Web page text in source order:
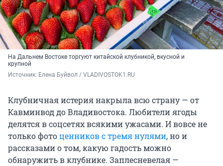
На Дальнем Востоке торгуют китайской клубникой, вкусной и
крупной
Источник: Елена Буйвол / VLADIVOSTOK1.RU
Клубничная истерия накрыла всю страну — от
Кавминвод до Владивостока. Любители ягоды
делятся в соцсетях всякими ужасами. И вовсе не
только фотоценников с тремя нулями, но и
рассказами о том, какую гадость можно
обнаружить в клубнике. Заплесневелая —